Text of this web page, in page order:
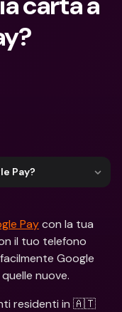
Pay?
Pay
il tuo telefono
Google
nuove.
residenti in 🇦🇹